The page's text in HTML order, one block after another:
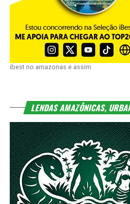
ibest no amazonas e assim
LENDAS AMAZÔNICAS,